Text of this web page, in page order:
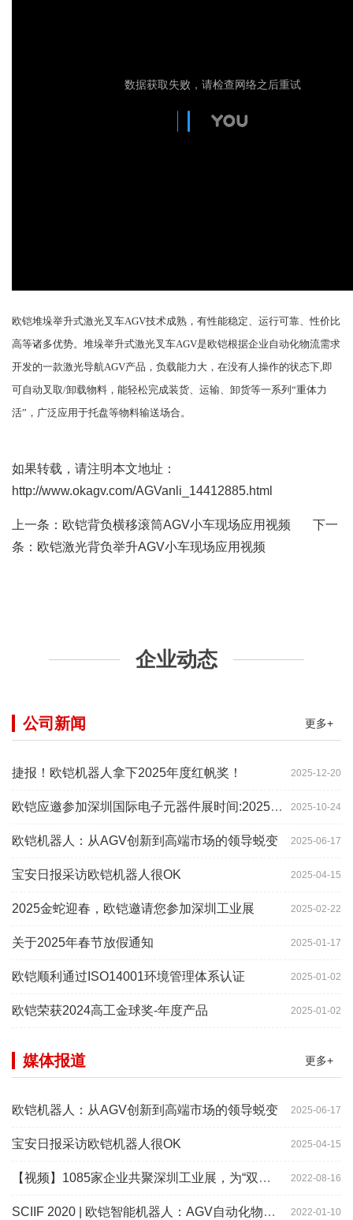
欧铠堆垛举升式激光叉车AGV技术成熟，有性能稳定、运行可靠、性价比
高等诸多优势。堆垛举升式激光叉车AGV是欧铠根据企业自动化物流需求
开发的一款激光导航AGV产品，负载能力大，在没有人操作的状态下,即
可自动叉取/卸载物料，能轻松完成装货、运输、卸货等一系列“重体力
活”，广泛应用于托盘等物料输送场合。
如果转载，请注明本文地址：
http://www.okagv.com/AGVanli_14412885.html
上一条： 欧铠背负横移滚筒AGV小车现场应用视频 下一
条： 欧铠激光背负举升AGV小车现场应用视频
企业动态
更多+
公司新闻
2025-12-20
捷报！欧铠机器人拿下2025年度红帆奖！
2025-10-24
欧铠应邀参加深圳国际电子元器件展时间:2025年10月28-
2025-06-17
欧铠机器人：从AGV创新到高端市场的领导蜕变
2025-04-15
宝安日报采访欧铠机器人很OK
2025-02-22
2025金蛇迎春，欧铠邀请您参加深圳工业展
2025-01-17
关于2025年春节放假通知
2025-01-02
欧铠顺利通过ISO14001环境管理体系认证
2025-01-02
欧铠荣获2024高工金球奖-年度产品
更多+
媒体报道
2025-06-17
欧铠机器人：从AGV创新到高端市场的领导蜕变
2025-04-15
宝安日报采访欧铠机器人很OK
2022-08-16
【视频】1085家企业共聚深圳工业展，为“双链”畅通堵点、卡点
2022-01-10
SCIIF 2020 | 欧铠智能机器人：AGV自动化物流设备及系统